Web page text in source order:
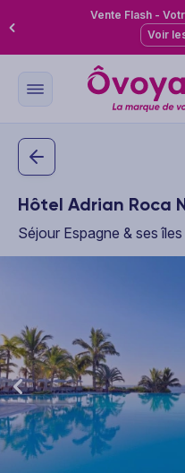
Vente Flash -
Voir
Hôtel Adrian Roca
Séjour Espagne & ses
This carousel shows one